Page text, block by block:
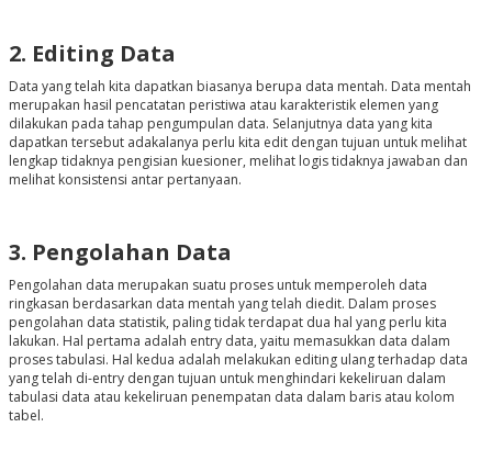
2. Editing Data
Data yang telah kita dapatkan biasanya berupa data mentah. Data mentah
merupakan hasil pencatatan peristiwa atau karakteristik elemen yang
dilakukan pada tahap pengumpulan data. Selanjutnya data yang kita
dapatkan tersebut adakalanya perlu kita edit dengan tujuan untuk melihat
lengkap tidaknya pengisian kuesioner, melihat logis tidaknya jawaban dan
melihat konsistensi antar pertanyaan.
3. Pengolahan Data
Pengolahan data merupakan suatu proses untuk memperoleh data
ringkasan berdasarkan data mentah yang telah diedit. Dalam proses
pengolahan data statistik, paling tidak terdapat dua hal yang perlu kita
lakukan. Hal pertama adalah entry data, yaitu memasukkan data dalam
proses tabulasi. Hal kedua adalah melakukan editing ulang terhadap data
yang telah di-entry dengan tujuan untuk menghindari kekeliruan dalam
tabulasi data atau kekeliruan penempatan data dalam baris atau kolom
tabel.